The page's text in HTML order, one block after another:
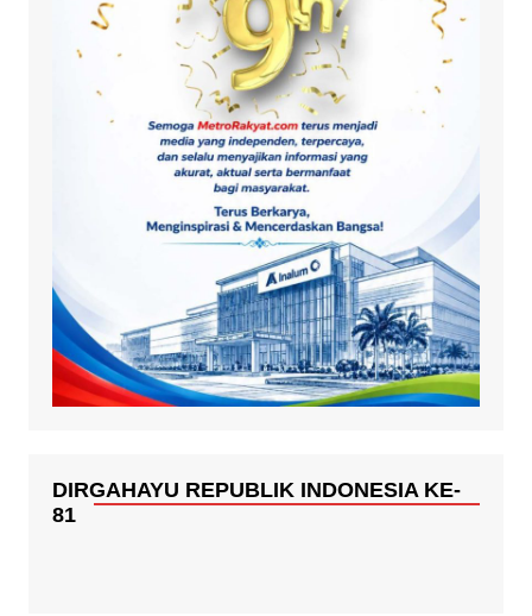
DIRGAHAYU REPUBLIK INDONESIA KE-
81